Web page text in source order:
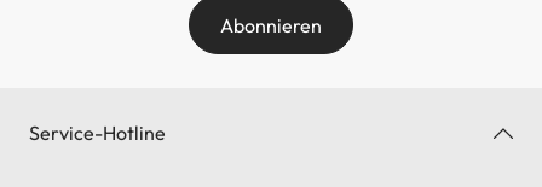
Abonnieren
Service-Hotline